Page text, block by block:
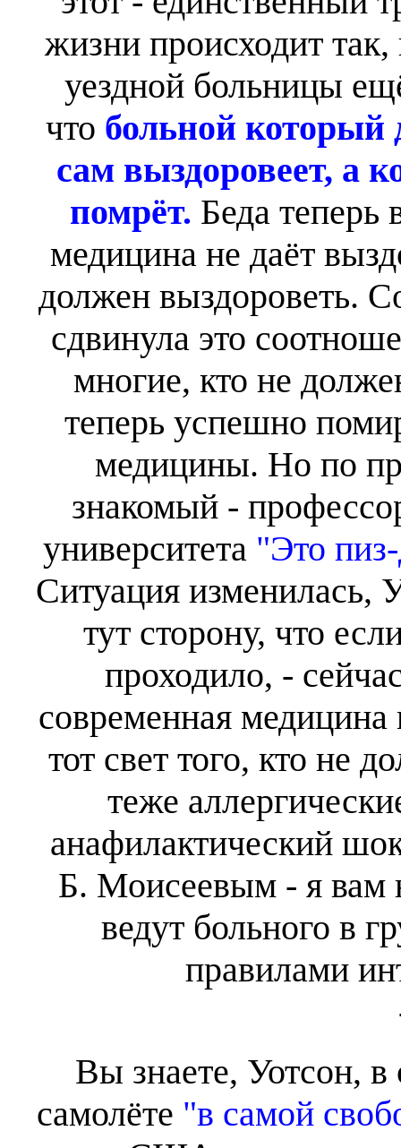
жизни происходит
уездной больницы
что больной который
сам выздоровеет, а
помрёт. Беда теперь
медицина не даёт
должен выздороветь.
сдвинула это
многие, кто не
теперь успешно
медицины. Но по
знакомый -
университета "Это
Ситуация изменилась,
тут сторону, что
проходило, -
современная медицина
тот свет того, кто не
теже
анафилактический
Б. Моисеевым - я вам
ведут больного в
правилами
Вы знаете, Уотсон, в
самолёте "в самой